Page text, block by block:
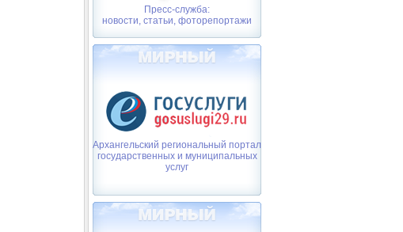
Пресс-служба:
новости, статьи, фоторепортажи
Архангельский региональный портал
государственных и муниципальных
услуг